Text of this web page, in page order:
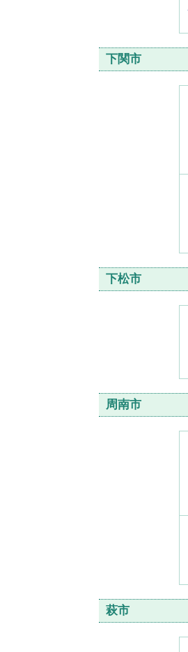
下関市
下松市
周南市
萩市